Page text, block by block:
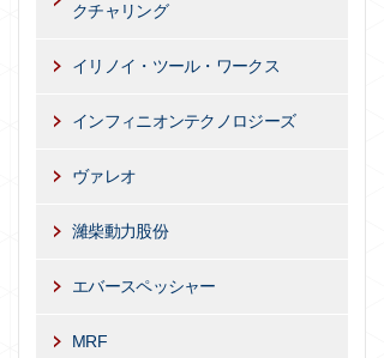
クチャリング
イリノイ・ツール・ワークス
インフィニオンテクノロジーズ
ヴァレオ
濰柴動力股份
エバースペッシャー
MRF